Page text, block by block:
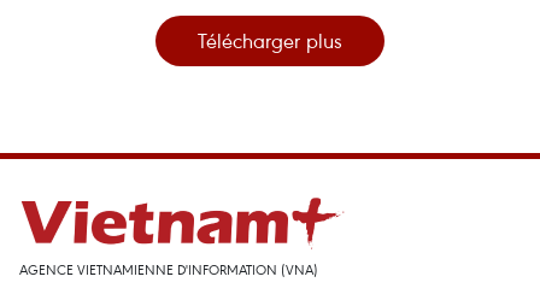
Télécharger plus
AGENCE VIETNAMIENNE D'INFORMATION (VNA)